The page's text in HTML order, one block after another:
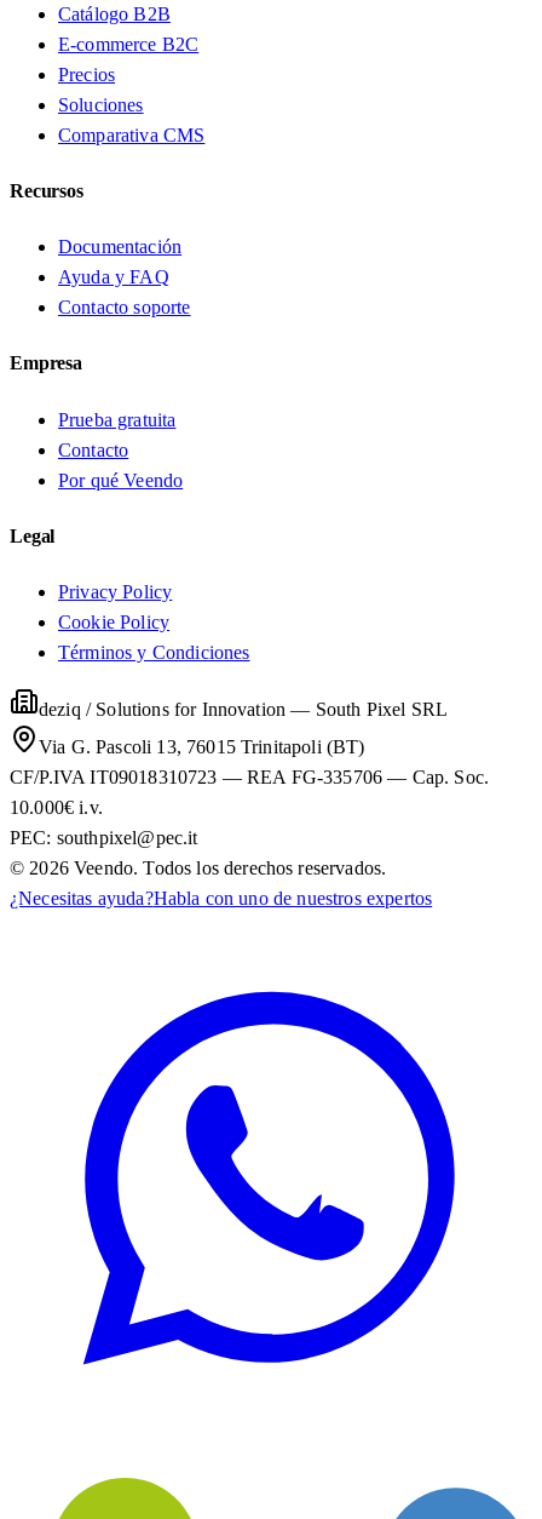
Catálogo B2B
E-commerce B2C
Precios
Soluciones
Comparativa CMS
Recursos
Documentación
Ayuda y FAQ
Contacto soporte
Empresa
Prueba gratuita
Contacto
Por qué Veendo
Legal
Privacy Policy
Cookie Policy
Términos y Condiciones
deziq / Solutions for Innovation — South Pixel SRL
Via G. Pascoli 13, 76015 Trinitapoli (BT)
CF/P.IVA IT09018310723 — REA FG-335706 — Cap. Soc.
10.000€ i.v.
PEC: southpixel@pec.it
© 2026 Veendo. Todos los derechos reservados.
¿Necesitas ayuda?Habla con uno de nuestros expertos